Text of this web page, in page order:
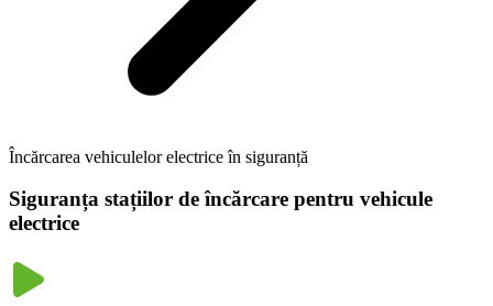
Încărcarea vehiculelor electrice în siguranță
Siguranța stațiilor de încărcare pentru vehicule
electrice